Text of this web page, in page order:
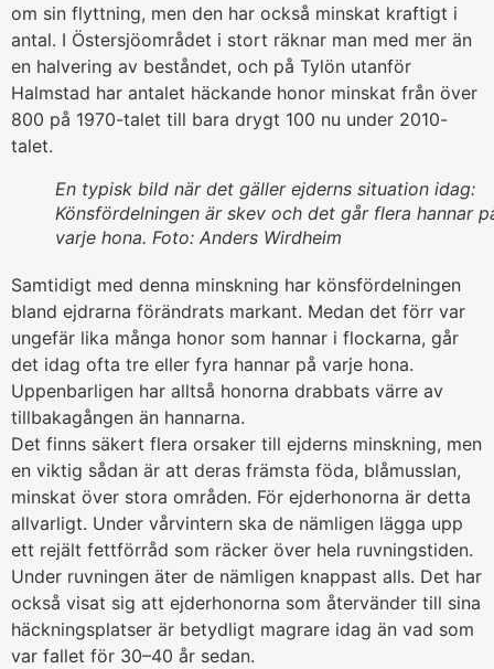
om sin flyttning, men den har också minskat kraftigt i
antal. I Östersjöområdet i stort räknar man med mer än
en halvering av beståndet, och på Tylön utanför
Halmstad har antalet häckande honor minskat från över
800 på 1970-talet till bara drygt 100 nu under 2010-
talet.
En typisk bild när det gäller ejderns situation idag:
Könsfördelningen är skev och det går flera hannar
varje hona. Foto: Anders Wirdheim
Samtidigt med denna minskning har könsfördelningen
bland ejdrarna förändrats markant. Medan det förr var
ungefär lika många honor som hannar i flockarna, går
det idag ofta tre eller fyra hannar på varje hona.
Uppenbarligen har alltså honorna drabbats värre av
tillbakagången än hannarna.
Det finns säkert flera orsaker till ejderns minskning, men
en viktig sådan är att deras främsta föda, blåmusslan,
minskat över stora områden. För ejderhonorna är detta
allvarligt. Under vårvintern ska de nämligen lägga upp
ett rejält fettförråd som räcker över hela ruvningstiden.
Under ruvningen äter de nämligen knappast alls. Det har
också visat sig att ejderhonorna som återvänder till sina
häckningsplatser är betydligt magrare idag än vad som
var fallet för 30–40 år sedan.